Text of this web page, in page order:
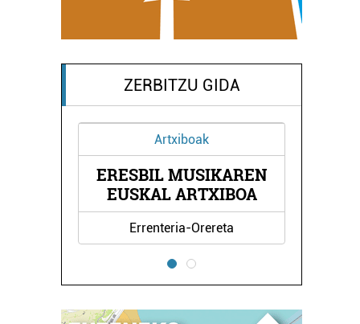
ZERBITZU GIDA
Artxiboak
ERESBIL MUSIKAREN
EUSKAL ARTXIBOA
Errenteria-Orereta